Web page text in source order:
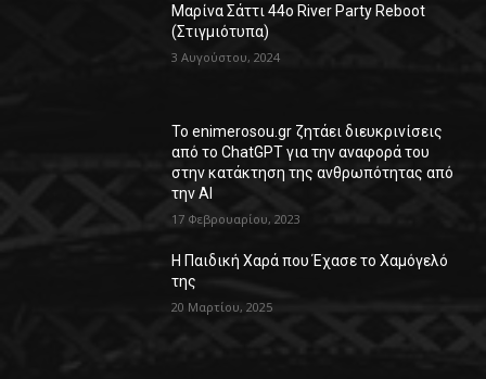
Μαρίνα Σάττι 44o River Party Reboot
(Στιγμιότυπα)
3 Αυγούστου, 2024
Το enimerosou.gr ζητάει διευκρινίσεις
από το ChatGPT για την αναφορά του
στην κατάκτηση της ανθρωπότητας από
την AI
17 Φεβρουαρίου, 2023
Η Παιδική Χαρά που Έχασε το Χαμόγελό
της
20 Μαρτίου, 2025